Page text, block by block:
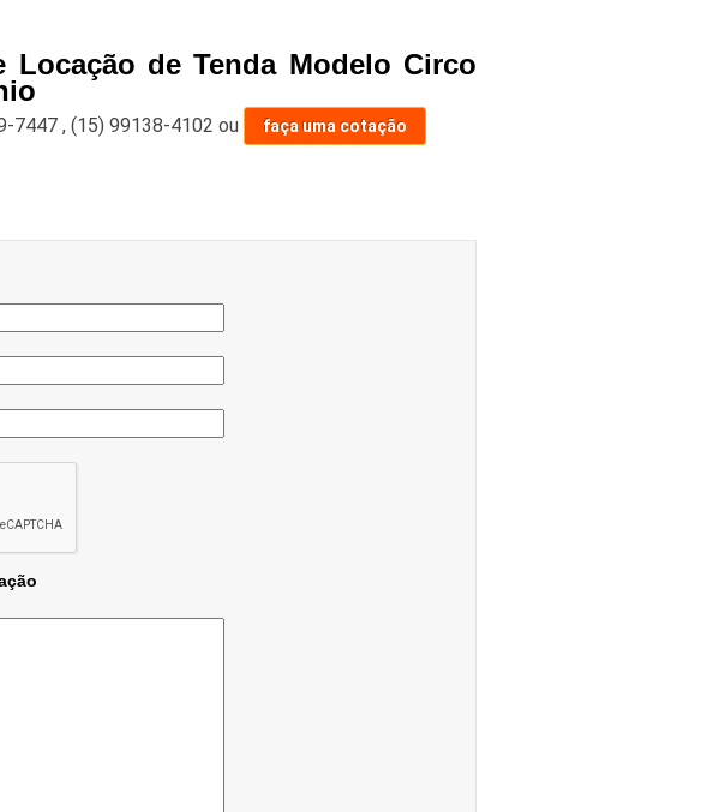
Locação de Tenda Modelo Circo
7447 , (15) 99138-4102 ou faça uma cotação